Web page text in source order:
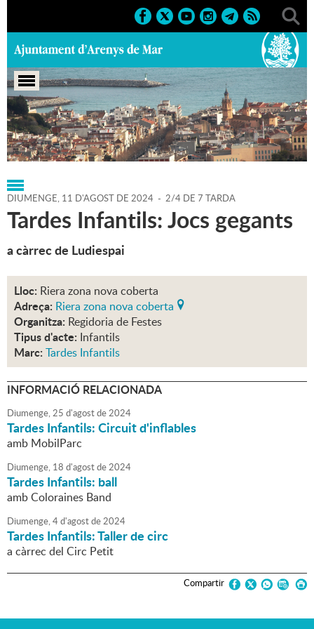
Portada > Regidories > Festes > Agenda > 11-08-2024
DIUMENGE, 11 D'AGOST DE 2024 - 2/4 DE 7 TARDA
Tardes Infantils: Jocs gegants
a càrrec de Ludiespai
Lloc: Riera zona nova coberta
Adreça: Riera zona nova coberta
Organitza: Regidoria de Festes
Tipus d'acte: Infantils
Marc: Tardes Infantils
INFORMACIÓ RELACIONADA
Diumenge,25 d'agostde2024
Tardes Infantils: Circuit d'inflables
amb MobilParc
Diumenge, 18 d'agostde2024
Tardes Infantils: ball
amb Coloraines Band
Diumenge,4d'agostde2024
Tardes Infantils: Taller de circ
a càrrec del Circ Petit
Compartir